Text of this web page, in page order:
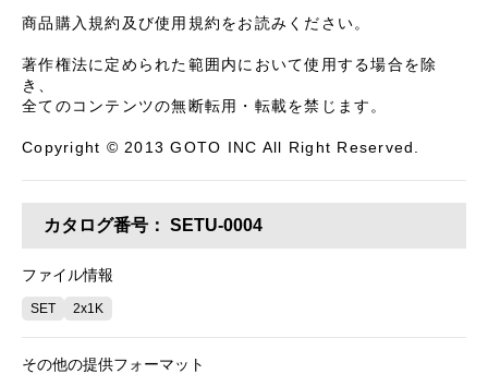
商品購入規約及び使用規約をお読みください。
著作権法に定められた範囲内において使用する場合を除
き、
全てのコンテンツの無断転用・転載を禁じます。
Copyright © 2013 GOTO INC All Right Reserved.
カタログ番号： SETU-0004
ファイル情報
SET 2x1K
その他の提供フォーマット